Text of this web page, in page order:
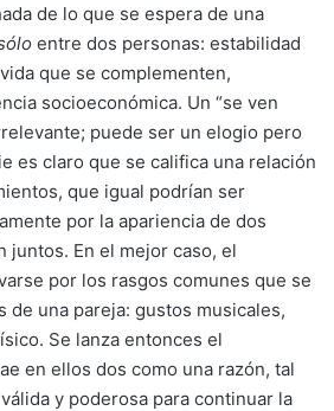
de lo que se espera de una
entre dos personas: estabilidad
que se complementen,
socioeconómica. Un “se ven
puede ser un elogio pero
es claro que se califica una relación
que igual podrían ser
por la apariencia de dos
juntos. En el mejor caso, el
por los rasgos comunes que se
de una pareja: gustos musicales,
Se lanza entonces el
en ellos dos como una razón, tal
y poderosa para continuar la